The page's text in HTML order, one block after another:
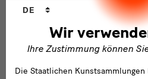
Wir
Ihre Zustimmung können
DE
Die Staatlichen Kunstsammlungen